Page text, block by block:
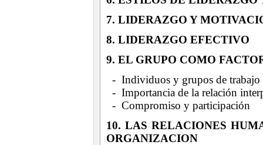
7. LIDERAZGO Y
8. LIDERAZGO EFECTIVO
9. EL GRUPO COMO
- Individuos y grupos de trabajo
- Importancia de la relación
- Compromiso y participación
10. LAS RELACIONES
ORGANIZACION